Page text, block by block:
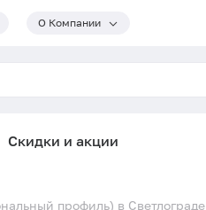
О Компании
Скидки и акции
профиль) в Светлограде